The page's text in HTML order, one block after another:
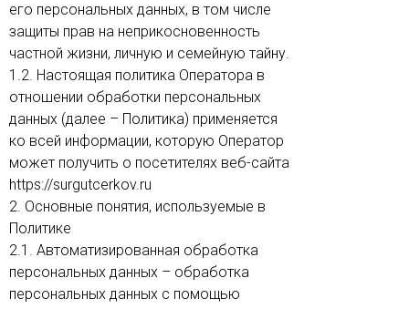
его персональных данных, в том числе
защиты прав на неприкосновенность
частной жизни, личную и семейную тайну.
1.2. Настоящая политика Оператора в
отношении обработки персональных
данных (далее – Политика) применяется
ко всей информации, которую Оператор
может получить о посетителях веб-сайта
https://surgutcerkov.ru
2. Основные понятия, используемые в
Политике
2.1. Автоматизированная обработка
персональных данных – обработка
персональных данных с помощью